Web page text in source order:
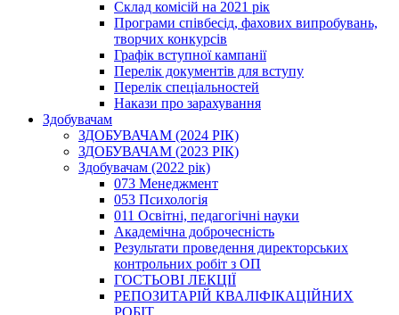
Склад комісій на 2021 рік
Програми співбесід, фахових випробувань,
творчих конкурсів
Графік вступної кампанії
Перелік документів для вступу
Перелік спеціальностей
Накази про зарахування
Здобувачам
ЗДОБУВАЧАМ (2024 РІК)
ЗДОБУВАЧАМ (2023 РІК)
Здобувачам (2022 рік)
073 Менеджмент
053 Психологія
011 Освітні, педагогічні науки
Академічна доброчесність
Результати проведення директорських
контрольних робіт з ОП
ГОСТЬОВІ ЛЕКЦІЇ
РЕПОЗИТАРІЙ КВАЛІФІКАЦІЙНИХ
РОБІТ